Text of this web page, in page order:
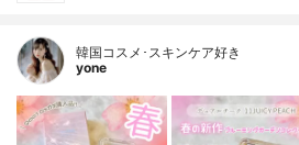
韓国コスメ･スキンケア好き
yone